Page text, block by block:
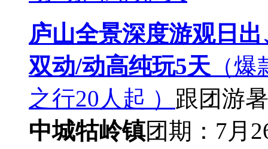
庐山全景深度游观日
双动/动高纯玩5天 （
之行20人起 ） 跟团游
中城牯岭镇团期：7月